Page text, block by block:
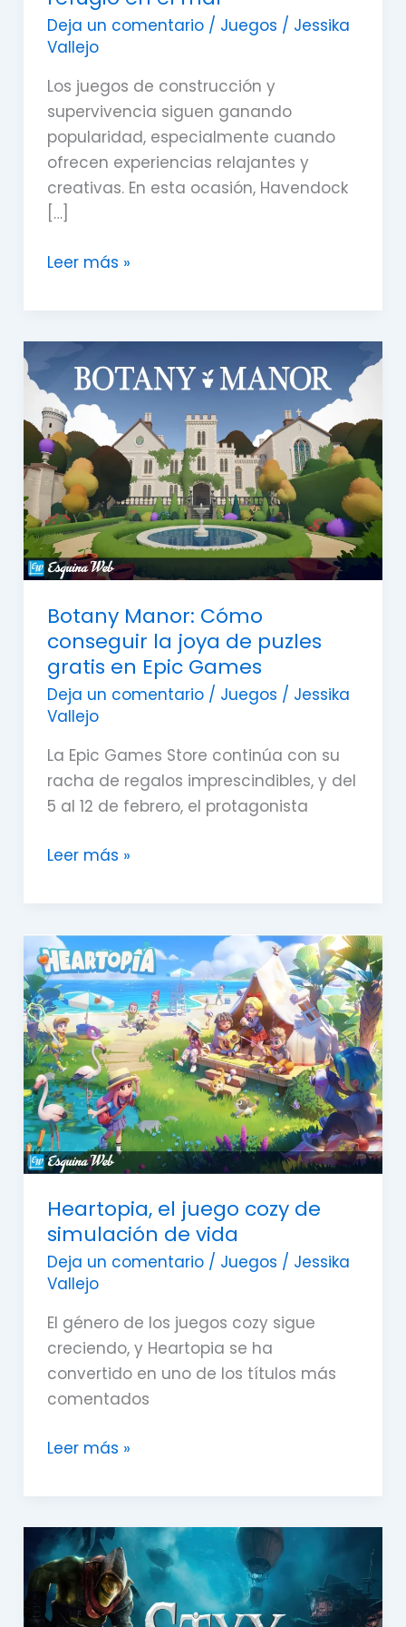
Deja un comentario / Juegos / Jessika
Vallejo
Los juegos de construcción y
supervivencia siguen ganando
popularidad, especialmente cuando
ofrecen experiencias relajantes y
creativas. En esta ocasión, Havendock
[…]
Leer más »
Botany Manor: Cómo
conseguir la joya de puzles
gratis en Epic Games
Deja un comentario / Juegos / Jessika
Vallejo
La Epic Games Store continúa con su
racha de regalos imprescindibles, y del
5 al 12 de febrero, el protagonista
Manor:
Cómo
conseguir
la
joya
de
puzles
gratis
en
Epic
Games
Leer más »
Heartopia, el juego cozy de
simulación de vida
Deja un comentario / Juegos / Jessika
Vallejo
El género de los juegos cozy sigue
creciendo, y Heartopia se ha
convertido en uno de los títulos más
comentados
Heartopia,
el
juego
cozy
de
simulación
de
vida
Leer más »
Styx:
Shards
of
Darkness